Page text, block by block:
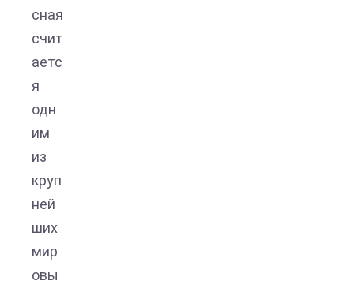
сная
счит
аетс
я
одн
им
из
круп
ней
ших
мир
овы